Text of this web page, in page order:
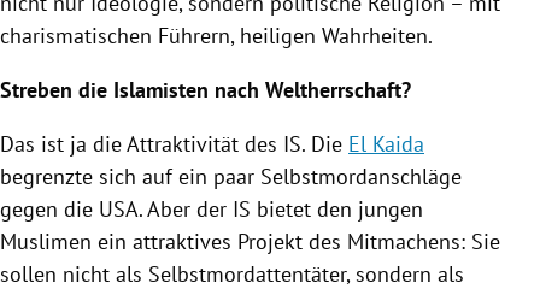
charismatischen Führern, heiligen Wahrheiten.
Streben die Islamisten nach Weltherrschaft?
Das ist ja die Attraktivität des IS. Die El Kaida
begrenzte sich auf ein paar Selbstmordanschläge
gegen die USA. Aber der IS bietet den jungen
Muslimen ein attraktives Projekt des Mitmachens: Sie
sollen nicht als Selbstmordattentäter, sondern als